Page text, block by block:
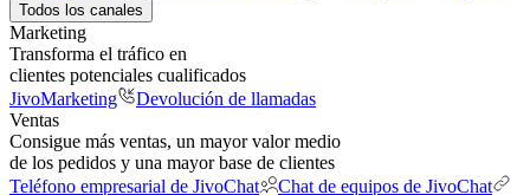
Todos los canales
Marketing
Transforma el tráfico en
clientes potenciales cualificados
JivoMarketing
Devolución de llamadas
Ventas
Consigue más ventas, un mayor valor medio
de los pedidos y una mayor base de clientes
Teléfono empresarial de JivoChat
Chat de equipos de JivoChat